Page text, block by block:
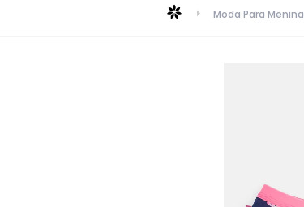
Moda Para Menina